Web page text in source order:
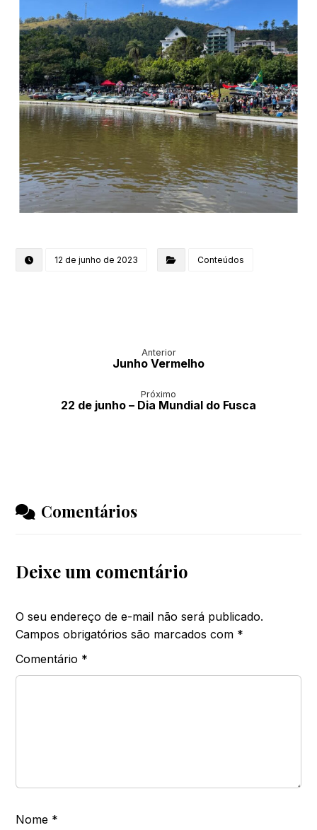
12 de junho de 2023 Conteúdos
Anterior
Junho Vermelho
Próximo
22 de junho – Dia Mundial do Fusca
Comentários
Deixe um comentário
O seu endereço de e-mail não será publicado.
Campos obrigatórios são marcados com *
Comentário *
Nome *